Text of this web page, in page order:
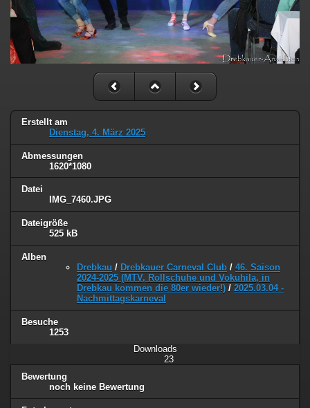
Erstellt am
Dienstag, 4. März 2025
Abmessungen
1620*1080
Datei
IMG_7460.JPG
Dateigröße
525 kB
Alben
Drebkau / Drebkauer Carneval Club / 46. Saison
2024-2025 (MTV, Rollschuhe und Vokuhila, in
Drebkau kommen die 80er wieder!) / 2025.03.04 -
Nachmittagskarneval
Besuche
1253
Downloads
23
Bewertung
noch keine Bewertung